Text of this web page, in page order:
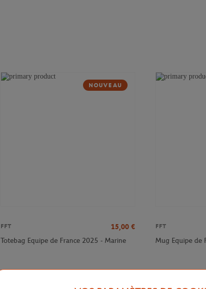
NOUVEAU
FFT 15,00 €
Totebag Equipe de France 2025 - Marine
FFT
Mug Equipe de